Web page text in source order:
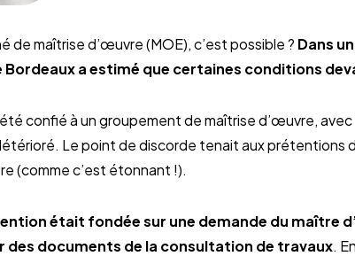
de maîtrise d’œuvre (MOE), c’est possible ? Dans
a estimé que certaines conditions
confié à un groupement de maîtrise d’œuvre,
Le point de discorde tenait aux prétentions
(comme c’est étonnant !).
était fondée sur une demande du maître
des documents de la consultation de travaux.